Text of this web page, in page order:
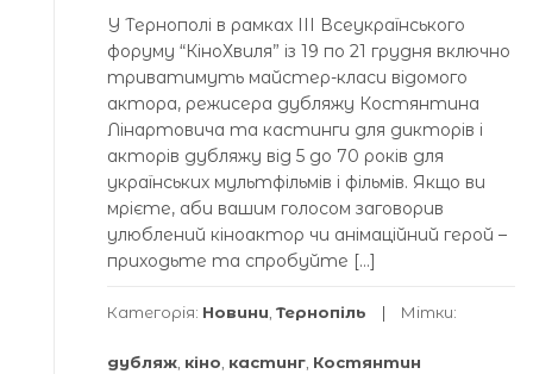
У Тернополі в рамках ІІІ Всеукраїнського
форуму “КіноХвиля” із 19 по 21 грудня включно
триватимуть майстер-класи відомого
актора, режисера дубляжу Костянтина
Лінартовича та кастинги для дикторів і
акторів дубляжу від 5 до 70 років для
українських мультфільмів і фільмів. Якщо ви
мрієте, аби вашим голосом заговорив
улюблений кіноактор чи анімаційний герой –
приходьте та спробуйте […]
Категорія: Новини, Тернопіль Мітки:
дубляж, кіно, кастинг, Костянтин